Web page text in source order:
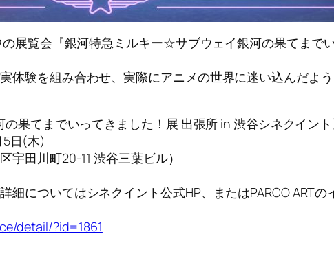
展覧会『銀河特急ミルキー☆サブウェイ銀河の果てまで
体験を組み合わせ、実際にアニメの世界に迷い込んだよ
果てまでいってきました！展 出張所 in 渋谷シネクイント
日(木)
田川町20-11 渋谷三葉ビル）
についてはシネクイント公式HP、またはPARCO ART
detail/?id=1861